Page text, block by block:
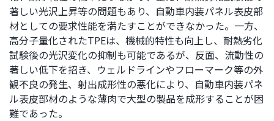
著しい光沢上昇等の問題もあり、自動車内装パネル表皮部
材としての要求性能を満たすことができなかった。一方、
高分子量化されたTPEは、機械的特性も向上し、耐熱劣化
試験後の光沢変化の抑制も可能であるが、反面、流動性の
著しい低下を招き、ウェルドラインやフローマーク等の外
観不良の発生、射出成形性の悪化により、自動車内装パネ
ル表皮部材のような薄肉で大型の製品を成形することが困
難であった。